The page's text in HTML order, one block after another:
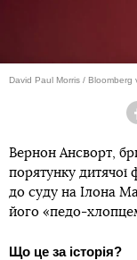
David Paul Morris / Bloomberg
Вернон Ансворт,
порятунку дитячої
до суду на Ілона
його «педо-
Що це за історія?